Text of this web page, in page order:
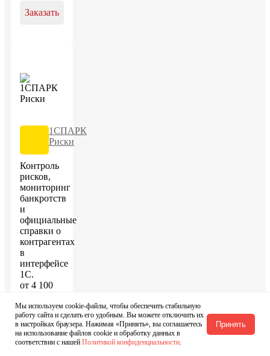
Заказать
1СПАРК
Риски
Контроль
рисков,
мониторинг
банкротств
и
официальные
справки о
контрагентах
в
интерфейсе
1С.
от 4 100
Заказать
Мы используем cookie-файлы, чтобы обеспечить стабильную
работу сайта и сделать его удобным. Вы можете отключить их
в настройках браузера. Нажимая «Принять», вы соглашаетесь
на использование файлов cookie и обработку данных в
соответствии с нашей Политикой конфиденциальности.
Принять